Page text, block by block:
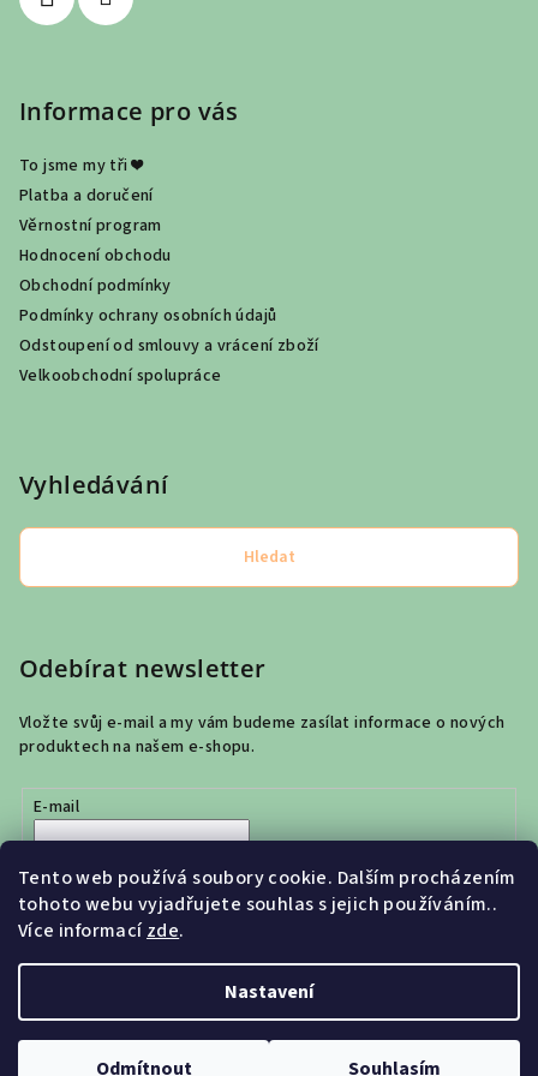
Tento web používá soubory cookie. Dalším procházením
tohoto webu vyjadřujete souhlas s jejich používáním..
Více informacízde.
Nastavení
Odmítnout Souhlasím
Informace pro vás
To jsme my tři ❤
Platba a doručení
Věrnostní program
Hodnocení obchodu
Obchodní podmínky
Podmínky ochrany osobních údajů
Odstoupení od smlouvy a vrácení zboží
Velkoobchodní spolupráce
Vyhledávání
Hledat
Odebírat newsletter
Vložte svůj e-mail a my vám budeme zasílat informace o nových
produktech na našem e-shopu.
E-mail
údajů
Přihlásit se
Vivakids s.r.o.